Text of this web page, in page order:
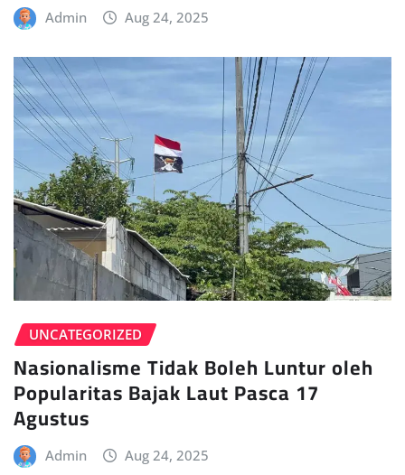
Admin Aug 24, 2025
UNCATEGORIZED
Nasionalisme Tidak Boleh Luntur oleh
Popularitas Bajak Laut Pasca 17
Agustus
Admin Aug 24, 2025